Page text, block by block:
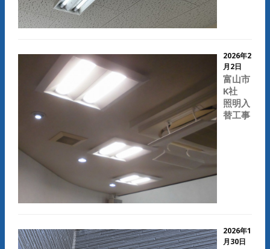
2026年2
月2日
富山市
K社
照明入
替工事
2026年1
月30日